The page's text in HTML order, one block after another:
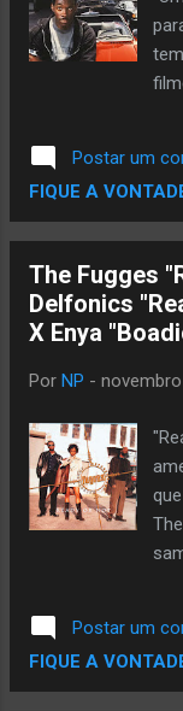
e
o
em
Postar um
FIQUE A
The Fugges
Delfonics
X Enya
Por NP -
foi
Postar um
FIQUE A